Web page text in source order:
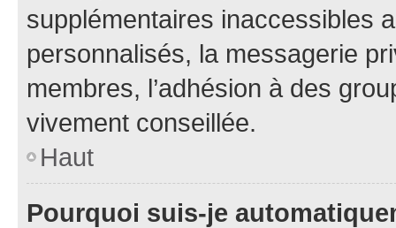
supplémentaires inaccessibles
personnalisés, la messagerie
membres, l’adhésion à des
vivement conseillée.
Haut
Pourquoi suis-je